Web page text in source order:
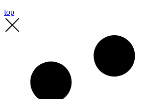
top